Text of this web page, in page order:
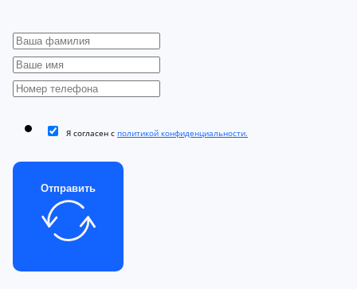
Я согласен с политикой конфиденциальности.
Отправить